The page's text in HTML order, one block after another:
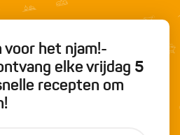
voor het njam!-
elke vrijdag 5
recepten om